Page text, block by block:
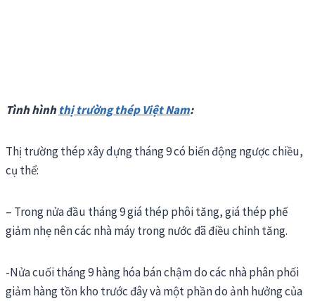
Tình hìnhthị trường thép Việt Nam:
Thị trường thép xây dựng tháng 9 có biến động ngược chiều,
cụ thể:
– Trong nửa đầu tháng 9 giá thép phôi tăng, giá thép phế
giảm nhẹ nên các nhà máy trong nước đã điều chỉnh tăng.
-Nửa cuối tháng 9 hàng hóa bán chậm do các nhà phân phối
giảm hàng tồn kho trước đây và một phần do ảnh hưởng của